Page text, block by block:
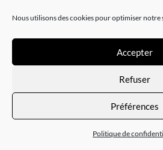
Nous utilisons des cookies pour optimiser notre
Accepter
Refuser
Préférences
Politique de
© Studio Prunch